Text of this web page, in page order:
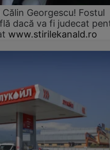
Georgescu! Fostul
dacă va fi judecat
www.stirilekanald.ro